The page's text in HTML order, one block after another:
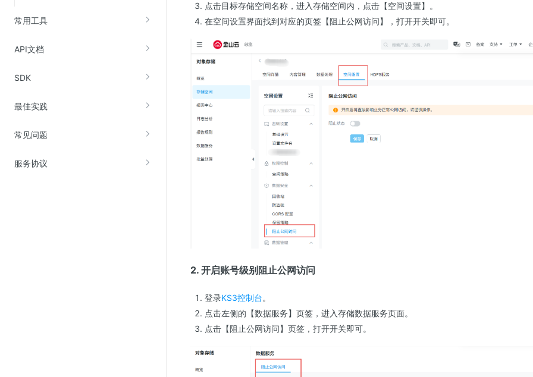
常用工具
API文档
SDK
最佳实践
常见问题
服务协议
点击目标存储空间名称，进入存储空间内，点击【空间设置】。
在空间设置界面找到对应的页签【阻止公网访问】，打开开关即可。
2. 开启账号级别阻止公网访问
登录KS3控制台。
点击左侧的【数据服务】页签，进入存储数据服务页面。
点击【阻止公网访问】页签，打开开关即可。